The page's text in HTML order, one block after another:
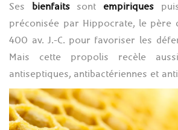
Ses bienfaitssont empiriques
préconisée par Hippocrate, le père
400 av. J.-C. pour favoriser les
Mais cette propolis recèle
antiseptiques, antibactériennes et